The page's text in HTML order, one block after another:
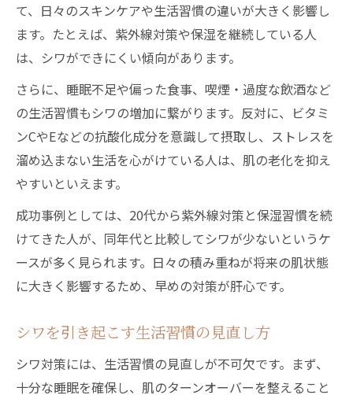
て、日々のスキンケアや生活習慣の違いが大きく影響し
ます。たとえば、紫外線対策や保湿を継続している人
は、シワができにくい傾向があります。
さらに、睡眠不足や偏った食事、喫煙・過度な飲酒など
の生活習慣もシワの増加に繋がります。反対に、ビタミ
ンCやEなどの抗酸化成分を意識して摂取し、ストレスを
溜め込まない生活を心がけている人は、肌の老化を抑え
やすいといえます。
成功事例としては、20代から紫外線対策と保湿習慣を続
けてきた人が、同年代と比較してシワが少ないというケ
ースが多く見られます。日々の積み重ねが将来の肌状態
に大きく影響するため、早めの対策が肝心です。
シワを引き起こす生活習慣の見直し方
シワ対策には、生活習慣の見直しが不可欠です。まず、
十分な睡眠を確保し、肌のターンオーバーを整えること